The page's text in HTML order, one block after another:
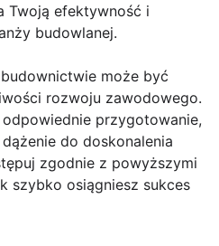
Twoją efektywność i
budowlanej.
może być
rozwoju zawodowego.
przygotowanie,
do doskonalenia
zgodnie z powyższymi
szybko osiągniesz sukces